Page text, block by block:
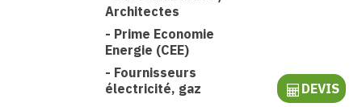
Architectes
- Prime Economie
Energie (CEE)
- Fournisseurs
électricité, gaz
DEVIS